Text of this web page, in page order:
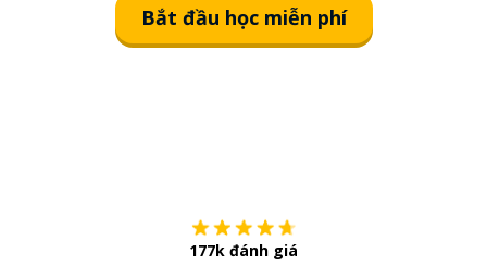
Bắt đầu học miễn phí
177k đánh giá